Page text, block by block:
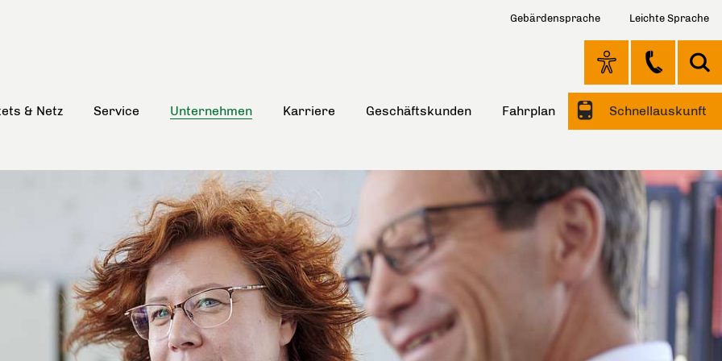
Gebärdensprache Leichte Sprache
& Netz Service Unternehmen Karriere Geschäftskunden Fahrplan Schnellauskunft